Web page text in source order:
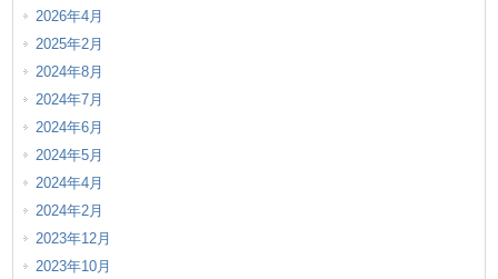
2026年4月
2025年2月
2024年8月
2024年7月
2024年6月
2024年5月
2024年4月
2024年2月
2023年12月
2023年10月